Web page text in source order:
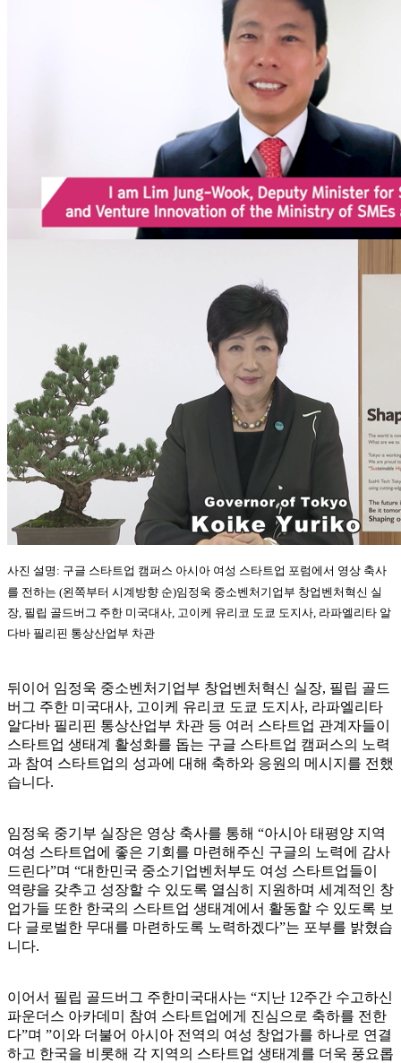
사진 설명: 구글 스타트업 캠퍼스 아시아 여성 스타트업 포럼에서 영상 축사
를 전하는 (왼쪽부터 시계방향 순)임정욱 중소벤처기업부 창업벤처혁신 실
장, 필립 골드버그 주한 미국대사, 고이케 유리코 도쿄 도지사, 라파엘리타 알
다바 필리핀 통상산업부 차관
뒤이어 임정욱 중소벤처기업부 창업벤처혁신 실장, 필립 골드
버그 주한 미국대사, 고이케 유리코 도쿄 도지사, 라파엘리타
알다바 필리핀 통상산업부 차관 등 여러 스타트업 관계자들이
스타트업 생태계 활성화를 돕는 구글 스타트업 캠퍼스의 노력
과 참여 스타트업의 성과에 대해 축하와 응원의 메시지를 전했
습니다.
임정욱 중기부 실장은 영상 축사를 통해 “아시아 태평양 지역
여성 스타트업에 좋은 기회를 마련해주신 구글의 노력에 감사
드린다”며 “대한민국 중소기업벤처부도 여성 스타트업들이
역량을 갖추고 성장할 수 있도록 열심히 지원하며 세계적인 창
업가들 또한 한국의 스타트업 생태계에서 활동할 수 있도록 보
다 글로벌한 무대를 마련하도록 노력하겠다”는 포부를 밝혔습
니다.
이어서 필립 골드버그 주한미국대사는 “지난 12주간 수고하신
파운더스 아카데미 참여 스타트업에게 진심으로 축하를 전한
다”며 ”이와 더불어 아시아 전역의 여성 창업가를 하나로 연결
하고 한국을 비롯해 각 지역의 스타트업 생태계를 더욱 풍요롭